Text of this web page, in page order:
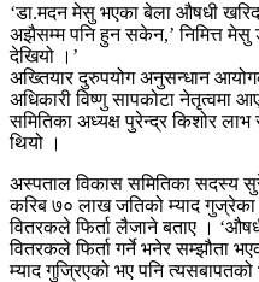
‘डा.मदन मेसु भएका बेला औषधी
अझैसम्म पनि हुन सकेन,’ निमित्त मेसु
देखियो ।’
अख्तियार दुरुपयोग अनुसन्धान
अधिकारी विष्णु सापकोटा नेतृत्वमा
समितिका अध्यक्ष पुरेन्द्र किशोर लाभ
थियो ।
अस्पताल विकास समितिका सदस्य
करिब ७० लाख जतिको म्याद
वितरकले फिर्ता लैजाने बताए ।
वितरकले फिर्ता गर्ने भनेर सम्झौता
म्याद गुज्रिएको भए पनि